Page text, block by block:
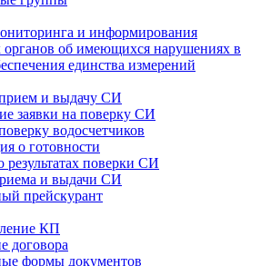
и информирования
органов об имеющихся нарушениях в
единства измерений
и выдачу СИ
заявки на поверку СИ
водосчетчиков
о готовности
результатах поверки СИ
и выдачи СИ
прейскурант
КП
договора
формы документов